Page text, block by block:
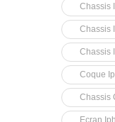
Chassis
Chassis
Chassis
Coque
Chassis
Ecran